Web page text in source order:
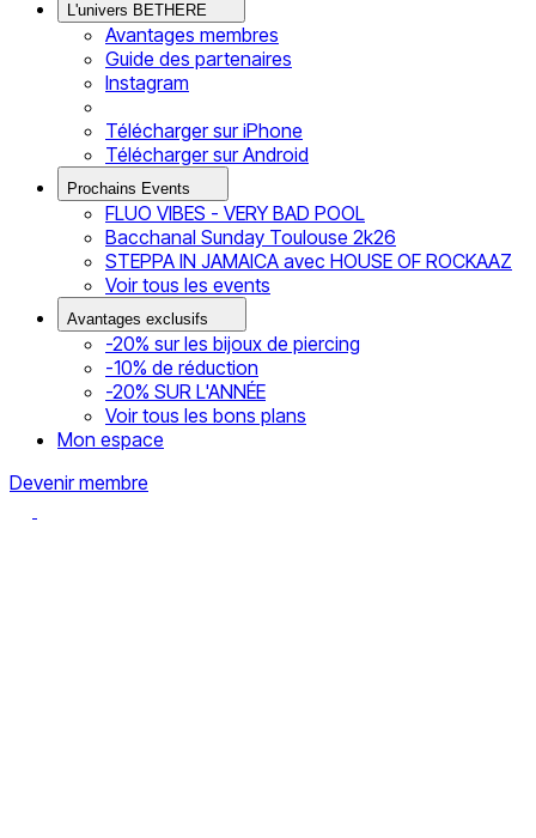
L'univers BETHERE
Avantages membres
Guide des partenaires
Instagram
Télécharger sur iPhone
Télécharger sur Android
Prochains Events
FLUO VIBES - VERY BAD POOL
Bacchanal Sunday Toulouse 2k26
STEPPA IN JAMAICA avec HOUSE OF ROCKAAZ
Voir tous les events
Avantages exclusifs
-20% sur les bijoux de piercing
-10% de réduction
-20% SUR L'ANNÉE
Voir tous les bons plans
Mon espace
Devenir membre